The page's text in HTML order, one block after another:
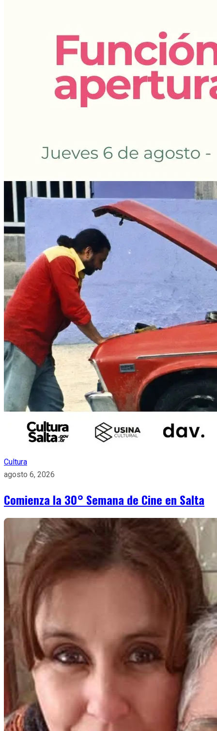
Cultura
agosto 6, 2026
Comienza la 30° Semana de Cine en Salta